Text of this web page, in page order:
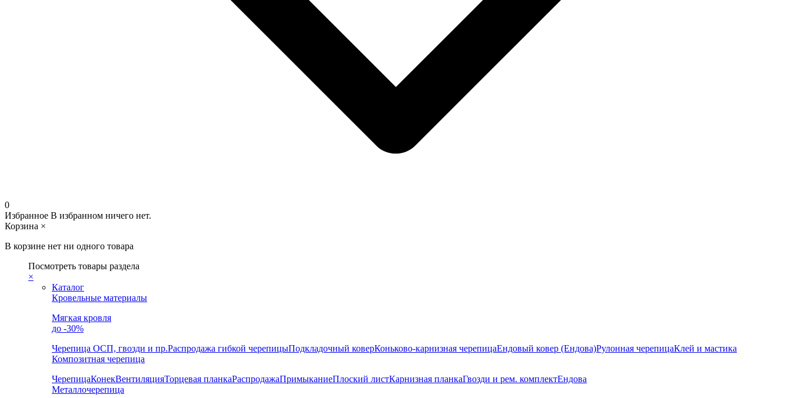
0
Избранное В избранном ничего нет.
Корзина ×
В корзине нет ни одного товара
Посмотреть товары раздела
×
Каталог
Кровельные материалы
Мягкая кровля
до -30%
Черепица ОСП, гвозди и пр.Распродажа гибкой черепицыПодкладочный коверКоньково-карнизная черепицаЕндовый ковер (Ендова)Рулонная черепицаКлей и мастика
Композитная черепица
ЧерепицаКонекВентиляцияТорцевая планкаРаспродажаПримыканиеПлоский листКарнизная планкаГвозди и рем. комплектЕндова
Металлочерепица